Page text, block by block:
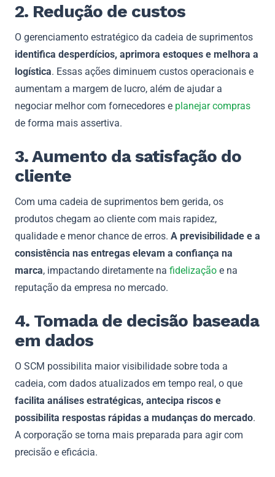
2. Redução de custos
O gerenciamento estratégico da cadeia de suprimentos
identifica desperdícios, aprimora estoques e melhora a
logística. Essas ações diminuem custos operacionais e
aumentam a margem de lucro, além de ajudar a
negociar melhor com fornecedores e planejar compras
de forma mais assertiva.
3. Aumento da satisfação do
cliente
Com uma cadeia de suprimentos bem gerida, os
produtos chegam ao cliente com mais rapidez,
qualidade e menor chance de erros. A previsibilidade e a
consistência nas entregas elevam a confiança na
marca, impactando diretamente na fidelização e na
reputação da empresa no mercado.
4. Tomada de decisão baseada
em dados
O SCM possibilita maior visibilidade sobre toda a
cadeia, com dados atualizados em tempo real, o que
facilita análises estratégicas, antecipa riscos e
possibilita respostas rápidas a mudanças do mercado.
A corporação se torna mais preparada para agir com
precisão e eficácia.